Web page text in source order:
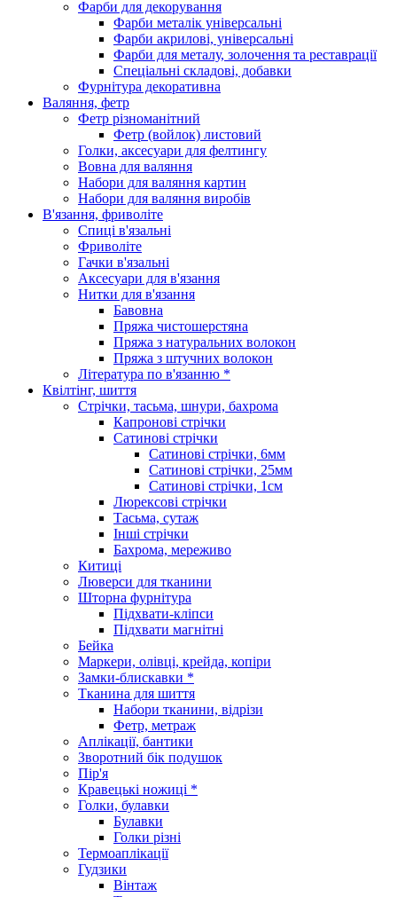
Фарби для декорування
Фарби металік універсальні
Фарби акрилові, універсальні
Фарби для металу, золочення та реставрації
Спеціальні складові, добавки
Фурнітура декоративна
Валяння, фетр
Фетр різноманітний
Фетр (войлок) листовий
Голки, аксесуари для фелтингу
Вовна для валяння
Набори для валяння картин
Набори для валяння виробів
В'язання, фриволіте
Спиці в'язальні
Фриволіте
Гачки в'язальні
Аксесуари для в'язання
Нитки для в'язання
Бавовна
Пряжа чистошерстяна
Пряжа з натуральних волокон
Пряжа з штучних волокон
Література по в'язанню *
Квілтінг, шиття
Стрічки, тасьма, шнури, бахрома
Капронові стрічки
Сатинові стрічки
Сатинові стрічки, 6мм
Сатинові стрічки, 25мм
Сатинові стрічки, 1см
Люрексові стрічки
Тасьма, сутаж
Інші стрічки
Бахрома, мереживо
Китиці
Люверси для тканини
Шторна фурнітура
Підхвати-кліпси
Підхвати магнітні
Бейка
Маркери, олівці, крейда, копіри
Замки-блискавки *
Тканина для шиття
Набори тканини, відрізи
Фетр, метраж
Аплікації, бантики
Зворотний бік подушок
Пір'я
Кравецькі ножиці *
Голки, булавки
Булавки
Голки різні
Термоаплікації
Гудзики
Вінтаж